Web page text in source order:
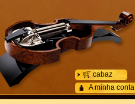
A minha conta
cabaz